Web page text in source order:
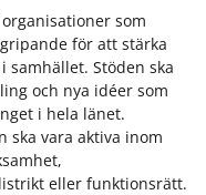
som
för att stärka
samhället. Stöden ska
och nya idéer som
i hela länet.
ska vara aktiva inom
eller funktionsrätt.